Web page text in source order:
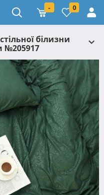
- 0
білизни
№205917